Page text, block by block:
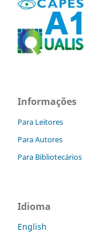
Informações
Para Leitores
Para Autores
Para Bibliotecários
Idioma
English